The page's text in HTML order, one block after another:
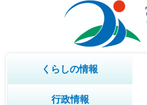
くらしの情報
行政情報